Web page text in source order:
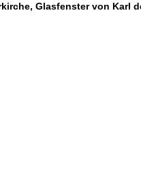
Glasfenster von Karl